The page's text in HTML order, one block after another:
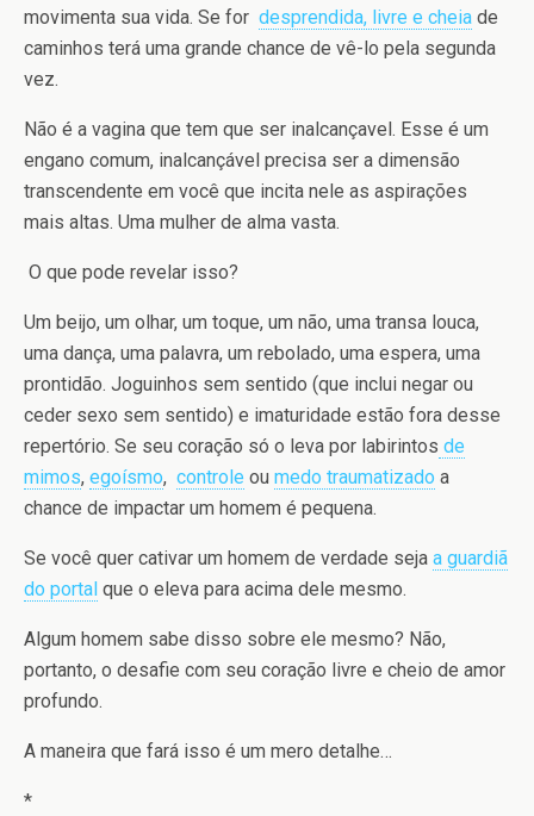
movimenta sua vida. Se for desprendida, livre e cheia de
caminhos terá uma grande chance de vê-lo pela segunda
vez.
Não é a vagina que tem que ser inalcançavel. Esse é um
engano comum, inalcançável precisa ser a dimensão
transcendente em você que incita nele as aspirações
mais altas. Uma mulher de alma vasta.
O que pode revelar isso?
Um beijo, um olhar, um toque, um não, uma transa louca,
uma dança, uma palavra, um rebolado, uma espera, uma
prontidão. Joguinhos sem sentido (que inclui negar ou
ceder sexo sem sentido) e imaturidade estão fora desse
repertório. Se seu coração só o leva por labirintos de
mimos, egoísmo, controle ou medo traumatizado a
chance de impactar um homem é pequena.
Se você quer cativar um homem de verdade seja a guardiã
do portal que o eleva para acima dele mesmo.
Algum homem sabe disso sobre ele mesmo? Não,
portanto, o desafie com seu coração livre e cheio de amor
profundo.
A maneira que fará isso é um mero detalhe…
*